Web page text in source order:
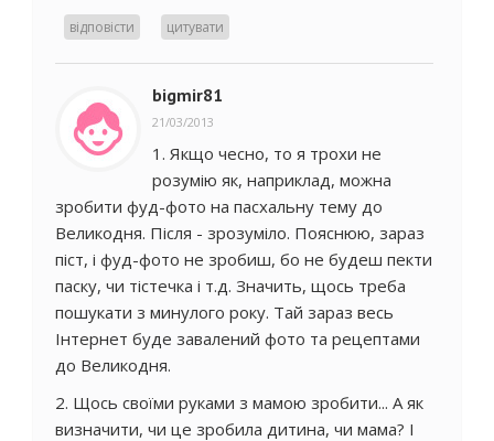
відповісти цитувати
bigmir81
21/03/2013
1. Якщо чесно, то я трохи не
розумію як, наприклад, можна
зробити фуд-фото на пасхальну тему до
Великодня. Після - зрозуміло. Пояснюю, зараз
піст, і фуд-фото не зробиш, бо не будеш пекти
паску, чи тістечка і т.д. Значить, щось треба
пошукати з минулого року. Тай зараз весь
Інтернет буде завалений фото та рецептами
до Великодня.
2. Щось своїми руками з мамою зробити... А як
визначити, чи це зробила дитина, чи мама? І